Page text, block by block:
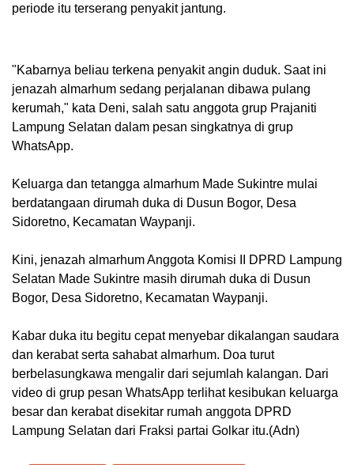
periode itu terserang penyakit jantung.
"Kabarnya beliau terkena penyakit angin duduk. Saat ini
jenazah almarhum sedang perjalanan dibawa pulang
kerumah," kata Deni, salah satu anggota grup Prajaniti
Lampung Selatan dalam pesan singkatnya di grup
WhatsApp.
Keluarga dan tetangga almarhum Made Sukintre mulai
berdatangaan dirumah duka di Dusun Bogor, Desa
Sidoretno, Kecamatan Waypanji.
Kini, jenazah almarhum Anggota Komisi II DPRD Lampung
Selatan Made Sukintre masih dirumah duka di Dusun
Bogor, Desa Sidoretno, Kecamatan Waypanji.
Kabar duka itu begitu cepat menyebar dikalangan saudara
dan kerabat serta sahabat almarhum. Doa turut
berbelasungkawa mengalir dari sejumlah kalangan. Dari
video di grup pesan WhatsApp terlihat kesibukan keluarga
besar dan kerabat disekitar rumah anggota DPRD
Lampung Selatan dari Fraksi partai Golkar itu.(Adn)